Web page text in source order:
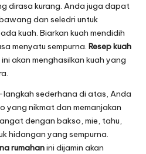
dirasa kurang. Anda juga dapat
dan seledri untuk
kuah. Biarkan kuah mendidih
menyatu sempurna. Resep kuah
ini akan menghasilkan kuah yang
sederhana di atas, Anda
yang nikmat dan memanjakan
dengan bakso, mie, tahu,
hidangan yang sempurna.
rumahanini dijamin akan